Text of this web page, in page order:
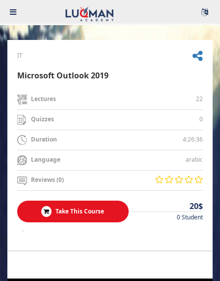
IT
Microsoft Outlook 2019
Lectures 22
Quizzes 0
Duration 4:26:36
Language arabic
Reviews (0)
Take This Course 20$
0 Student
.